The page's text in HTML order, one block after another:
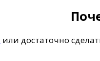
или достаточно